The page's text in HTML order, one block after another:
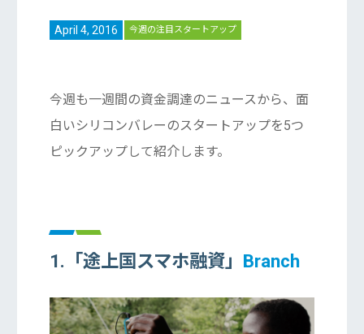
April 4, 2016 今週の注目スタートアップ
今週も一週間の資金調達のニュースから、面
白いシリコンバレーのスタートアップを5つ
ピックアップして紹介します。
1.「途上国スマホ融資」 Branch